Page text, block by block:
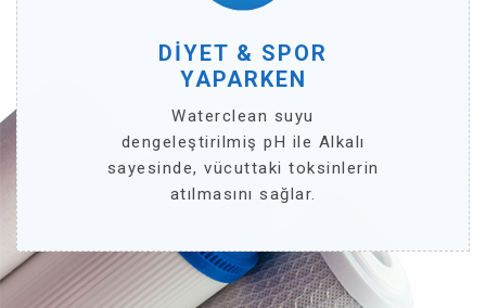
DİYET & SPOR
YAPARKEN
Waterclean suyu
dengeleştirilmiş pH ile Alkalı
sayesinde, vücuttaki toksinlerin
atılmasını sağlar.